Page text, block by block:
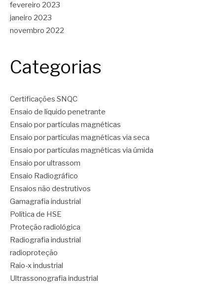
fevereiro 2023
janeiro 2023
novembro 2022
Categorias
Certificações SNQC
Ensaio de líquido penetrante
Ensaio por partículas magnéticas
Ensaio por partículas magnéticas via seca
Ensaio por partículas magnéticas via úmida
Ensaio por ultrassom
Ensaio Radiográfico
Ensaios não destrutivos
Gamagrafia industrial
Política de HSE
Proteção radiológica
Radiografia industrial
radioproteção
Raio-x industrial
Ultrassonografia industrial